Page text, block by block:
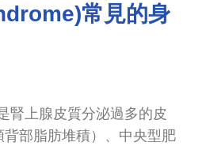
常見的身
腎上腺皮質分泌過多的皮
部脂肪堆積）、中央型肥